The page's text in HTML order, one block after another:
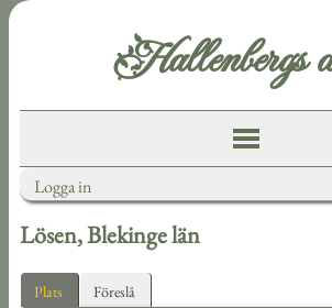
Hallenbergs
Logga in
Lösen, Blekinge län
Plats Föreslå